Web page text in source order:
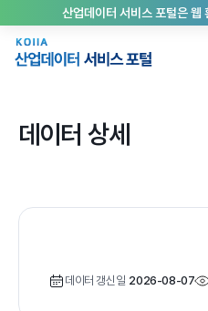
산업데이터 서비스 포털은 웹
데이터 상세
데이터 갱신일 2026-08-07